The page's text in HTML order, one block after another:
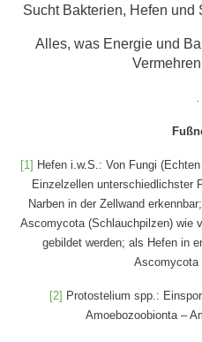
Sucht Bakterien, Hefen
Alles, was Energie und
[1] Hefen i.w.S.: Von Fungi
Einzelzellen unterschiedlichster
Narben in der Zellwand
Ascomycota (Schlauchpilzen) wie
gebildet werden; als Hefen in
Ascomycota
[2] Protostelium spp.:
Amoebozoobionta –